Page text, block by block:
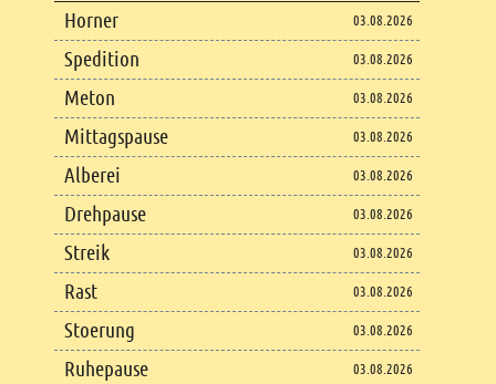
Horner 03.08.2026
Spedition 03.08.2026
Meton 03.08.2026
Mittagspause 03.08.2026
Alberei 03.08.2026
Drehpause 03.08.2026
Streik 03.08.2026
Rast 03.08.2026
Stoerung 03.08.2026
Ruhepause 03.08.2026